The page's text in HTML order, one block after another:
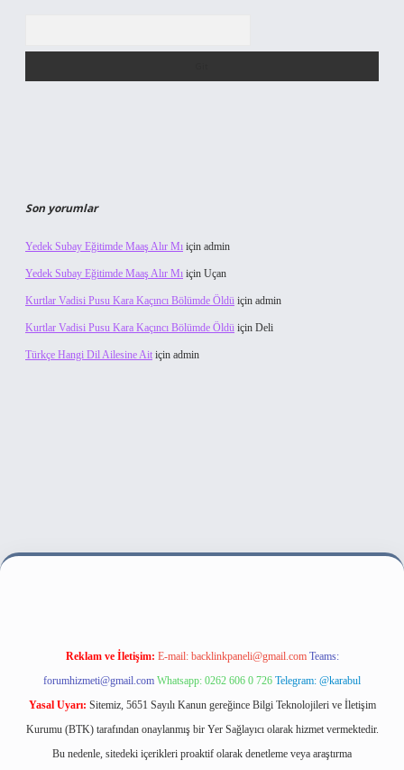
Son yorumlar
Yedek Subay Eğitimde Maaş Alır Mı için admin
Yedek Subay Eğitimde Maaş Alır Mı için Uçan
Kurtlar Vadisi Pusu Kara Kaçıncı Bölümde Öldü için admin
Kurtlar Vadisi Pusu Kara Kaçıncı Bölümde Öldü için Deli
Türkçe Hangi Dil Ailesine Ait için admin
sitesi
Reklam ve İletişim: E-mail: backlinkpaneli@gmail.com Teams:
forumhizmeti@gmail.com Whatsapp: 0262 606 0 726 Telegram: @karabul
Yasal Uyarı: Sitemiz, 5651 Sayılı Kanun gereğince Bilgi Teknolojileri ve İletişim
Kurumu (BTK) tarafından onaylanmış bir Yer Sağlayıcı olarak hizmet vermektedir.
Bu nedenle, sitedeki içerikleri proaktif olarak denetleme veya araştırma